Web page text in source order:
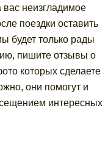
неизгладимое
поездки оставить
будет только рады
пишите отзывы о
которых сделаете
они помогут и
интересных